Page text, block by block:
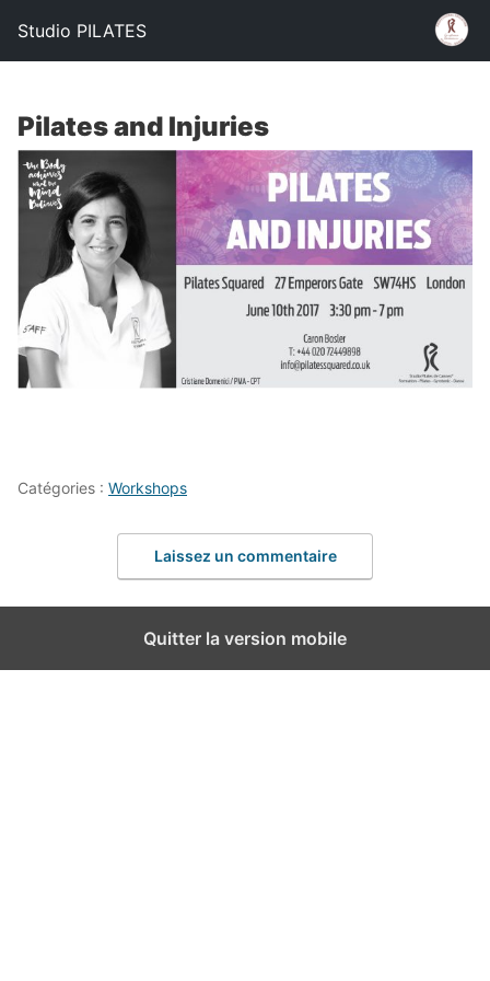
Studio PILATES
Pilates and Injuries
Catégories : Workshops
Laissez un commentaire
Quitter la version mobile